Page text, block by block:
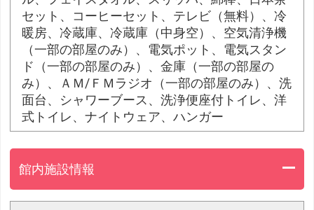
セット、コーヒーセット、テレビ（無料）、冷
暖房、冷蔵庫、冷蔵庫（中身空）、空気清浄機
（一部の部屋のみ）、電気ポット、電気スタン
ド（一部の部屋のみ）、金庫（一部の部屋の
み）、ＡＭ/ＦＭラジオ（一部の部屋のみ）、洗
面台、シャワーブース、洗浄便座付トイレ、洋
式トイレ、ナイトウェア、ハンガー
館内施設情報